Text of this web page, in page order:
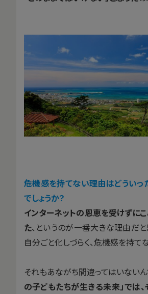
――危機感を持てない理由はどういっ
でしょうか？
インターネットの恩恵を受けずに
た、というのが一番大きな理由だと
自分ごと化しづらく、危機感を持て
それもあながち間違ってはいないん
の子どもたちが生きる未来」では